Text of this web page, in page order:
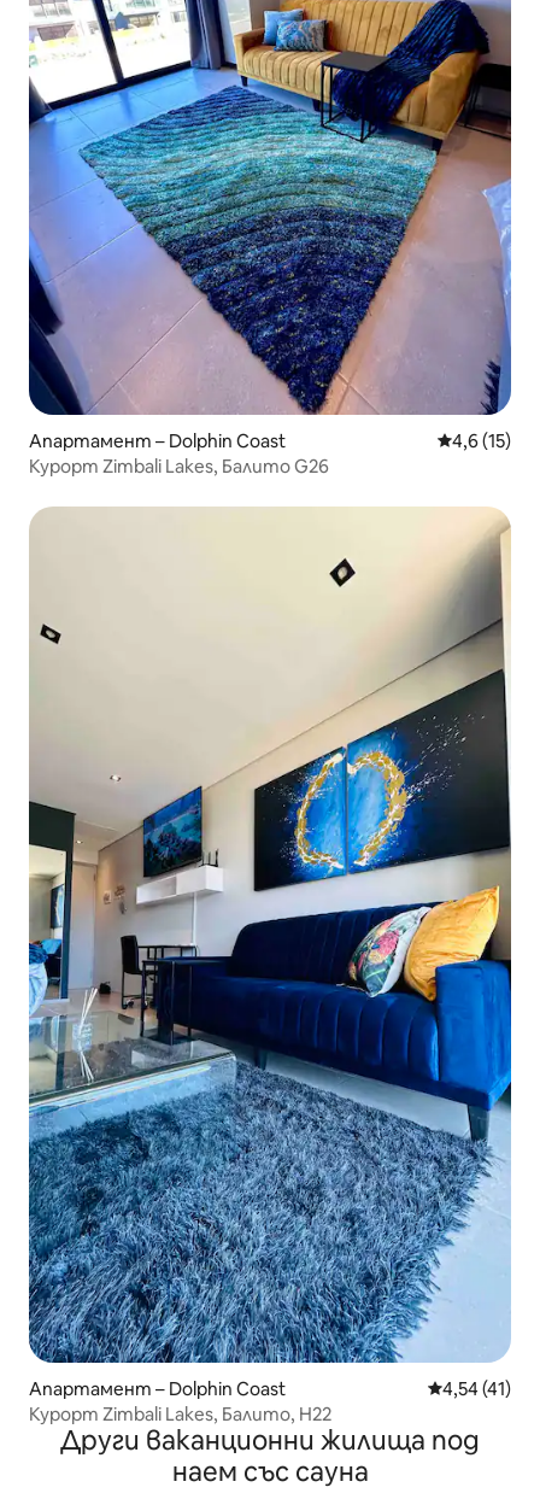
Апартамент – Dolphin Coast Средна
4,6 (15)
Курорт Zimbali Lakes, Балито G26
Апартамент – Dolphin Coast Средна
4,54 (41)
Курорт Zimbali Lakes, Балито, H22
Други ваканционни жилища под
наем със сауна